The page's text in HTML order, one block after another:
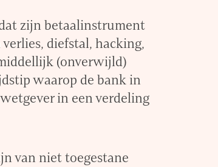
zijn betaalinstrument
diefstal, hacking,
(onverwijld)
waarop de bank in
in een verdeling
van niet toegestane